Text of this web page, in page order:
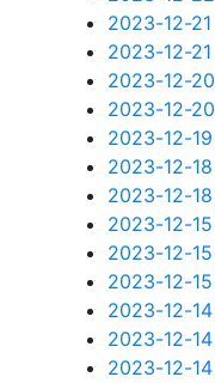
2023-12-21
2023-12-21
2023-12-20
2023-12-20
2023-12-19
2023-12-18
2023-12-18
2023-12-15
2023-12-15
2023-12-15
2023-12-14
2023-12-14
2023-12-14